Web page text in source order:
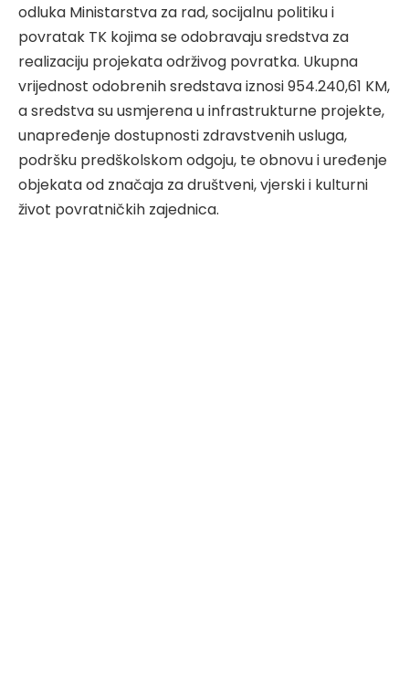
odluka Ministarstva za rad, socijalnu politiku i
povratak TK kojima se odobravaju sredstva za
realizaciju projekata održivog povratka. Ukupna
vrijednost odobrenih sredstava iznosi 954.240,61 KM,
a sredstva su usmjerena u infrastrukturne projekte,
unapređenje dostupnosti zdravstvenih usluga,
podršku predškolskom odgoju, te obnovu i uređenje
objekata od značaja za društveni, vjerski i kulturni
život povratničkih zajednica.